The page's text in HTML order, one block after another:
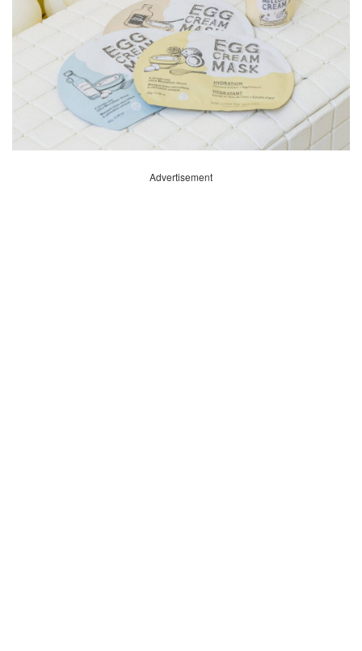
Advertisement